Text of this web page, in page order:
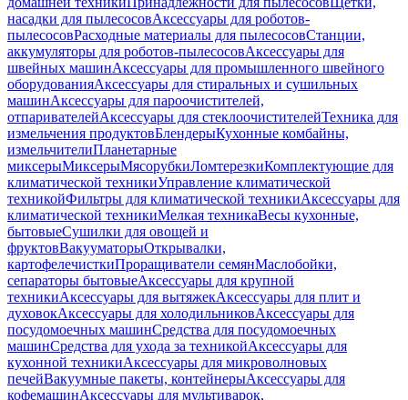
насадки для пылесосовАксессуары для роботов-
пылесосовРасходные материалы для пылесосовСтанции,
аккумуляторы для роботов-пылесосовАксессуары для
швейных машинАксессуары для промышленного швейного
оборудованияАксессуары для стиральных и сушильных
машинАксессуары для пароочистителей,
отпаривателейАксессуары для стеклоочистителейТехника для
измельчения продуктовБлендерыКухонные комбайны,
измельчителиПланетарные
миксерыМиксерыМясорубкиЛомтерезкиКомплектующие для
климатической техникиУправление климатической
техникойФильтры для климатической техникиАксессуары для
климатической техникиМелкая техникаВесы кухонные,
бытовыеСушилки для овощей и
фруктовВакууматорыОткрывалки,
картофелечисткиПроращиватели семянМаслобойки,
сепараторы бытовыеАксессуары для крупной
техникиАксессуары для вытяжекАксессуары для плит и
духовокАксессуары для холодильниковАксессуары для
посудомоечных машинСредства для посудомоечных
машинСредства для ухода за техникойАксессуары для
кухонной техникиАксессуары для микроволновых
печейВакуумные пакеты, контейнерыАксессуары для
кофемашинАксессуары для мультиварок,